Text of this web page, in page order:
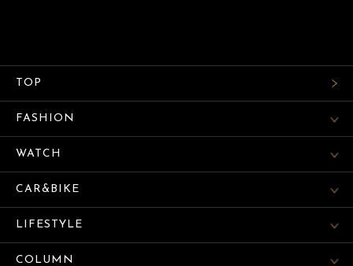
TOP
FASHION
WATCH
CAR&BIKE
LIFESTYLE
COLUMN